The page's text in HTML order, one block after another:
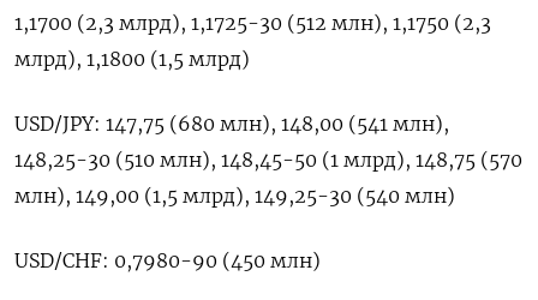
1,1700 (2,3 млрд), 1,1725-30 (512 млн), 1,1750 (2,3
млрд), 1,1800 (1,5 млрд)
USD/JPY: 147,75 (680 млн), 148,00 (541 млн),
148,25-30 (510 млн), 148,45-50 (1 млрд), 148,75 (570
млн), 149,00 (1,5 млрд), 149,25-30 (540 млн)
USD/CHF: 0,7980-90 (450 млн)